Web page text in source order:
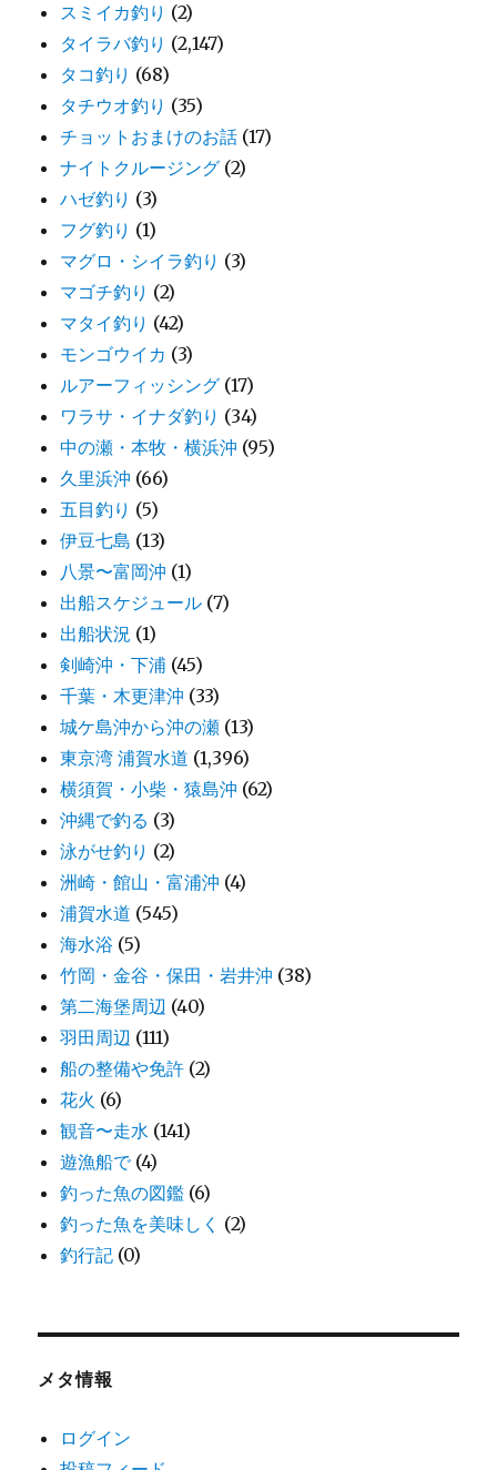
スミイカ釣り (2)
タイラバ釣り (2,147)
タコ釣り (68)
タチウオ釣り (35)
チョットおまけのお話 (17)
ナイトクルージング (2)
ハゼ釣り (3)
フグ釣り (1)
マグロ・シイラ釣り (3)
マゴチ釣り (2)
マタイ釣り (42)
モンゴウイカ (3)
ルアーフィッシング (17)
ワラサ・イナダ釣り (34)
中の瀬・本牧・横浜沖 (95)
久里浜沖 (66)
五目釣り (5)
伊豆七島 (13)
八景〜富岡沖 (1)
出船スケジュール (7)
出船状況 (1)
剣崎沖・下浦 (45)
千葉・木更津沖 (33)
城ケ島沖から沖の瀬 (13)
東京湾 浦賀水道 (1,396)
横須賀・小柴・猿島沖 (62)
沖縄で釣る (3)
泳がせ釣り (2)
洲崎・館山・富浦沖 (4)
浦賀水道 (545)
海水浴 (5)
竹岡・金谷・保田・岩井沖 (38)
第二海堡周辺 (40)
羽田周辺 (111)
船の整備や免許 (2)
花火 (6)
観音〜走水 (141)
遊漁船で(4)
釣った魚の図鑑 (6)
釣った魚を美味しく (2)
釣行記 (0)
メタ情報
ログイン